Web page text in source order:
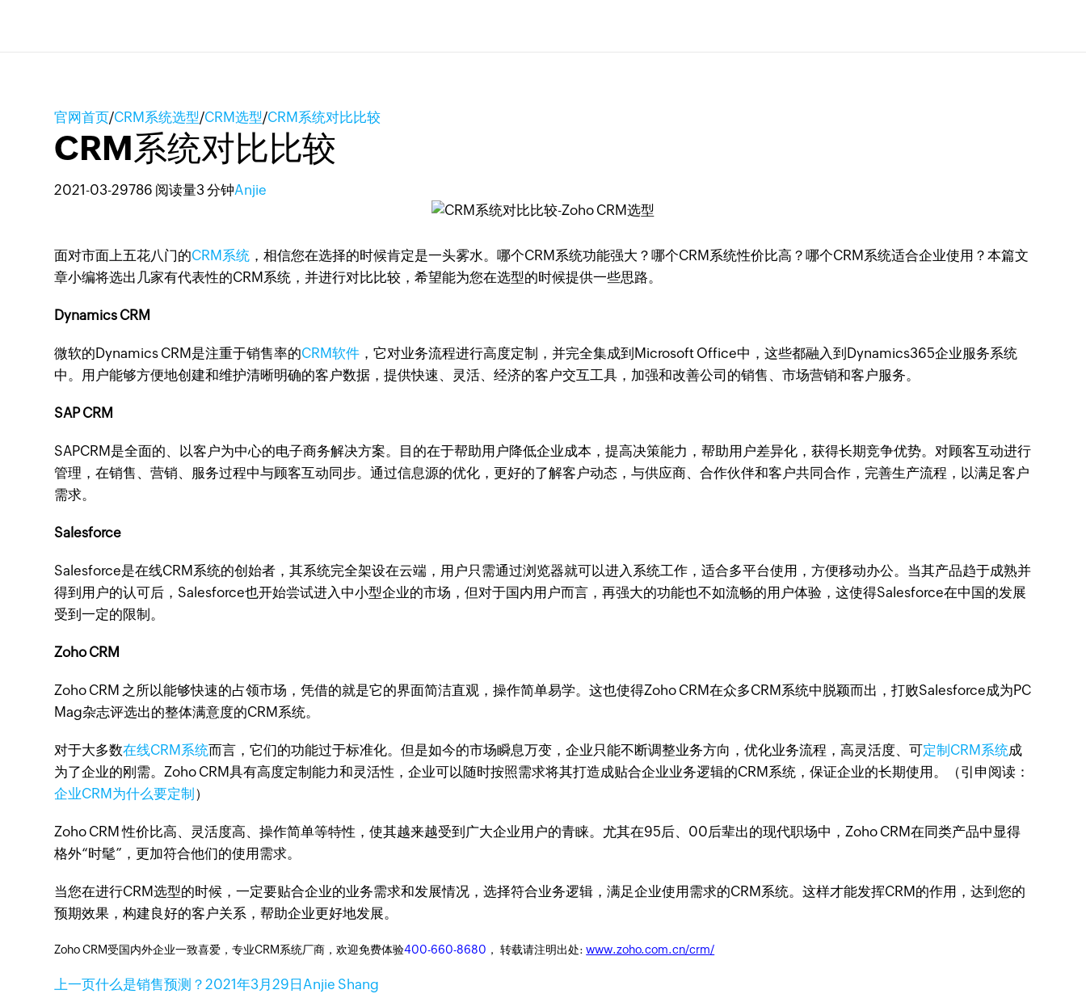
官网首页/CRM系统选型/CRM选型/CRM系统对比比较
CRM系统对比比较
2021-03-29786 阅读量3 分钟Anjie
面对市面上五花八门的CRM系统 ，相信您在选择的时候肯定是一头雾水。哪个CRM系统功能强大？哪个CRM系统性价比高？哪个CRM系统适合企业使用？本篇文
章小编将选出几家有代表性的CRM系统，并进行对比比较，希望能为您在选型的时候提供一些思路。
Dynamics CRM
微软的Dynamics CRM是注重于销售率的CRM软件 ，它对业务流程进行高度定制，并完全集成到Microsoft Office中，这些都融入到Dynamics365企业服务系统
中。用户能够方便地创建和维护清晰明确的客户数据，提供快速、灵活、经济的客户交互工具，加强和改善公司的销售、市场营销和客户服务。
SAP CRM
SAPCRM是全面的、以客户为中心的电子商务解决方案。目的在于帮助用户降低企业成本，提高决策能力，帮助用户差异化，获得长期竞争优势。对顾客互动进行
管理，在销售、营销、服务过程中与顾客互动同步。通过信息源的优化，更好的了解客户动态，与供应商、合作伙伴和客户共同合作，完善生产流程，以满足客户
需求。
Salesforce
Salesforce是在线CRM系统的创始者，其系统完全架设在云端，用户只需通过浏览器就可以进入系统工作，适合多平台使用，方便移动办公。当其产品趋于成熟并
得到用户的认可后，Salesforce也开始尝试进入中小型企业的市场，但对于国内用户而言，再强大的功能也不如流畅的用户体验，这使得Salesforce在中国的发展
受到一定的限制。
Zoho CRM
Zoho CRM 之所以能够快速的占领市场，凭借的就是它的界面简洁直观，操作简单易学。这也使得Zoho CRM在众多CRM系统中脱颖而出，打败Salesforce成为PC
Mag杂志评选出的整体满意度的CRM系统。
对于大多数在线CRM系统而言，它们的功能过于标准化。但是如今的市场瞬息万变，企业只能不断调整业务方向，优化业务流程，高灵活度、可定制CRM系统成
为了企业的刚需。Zoho CRM具有高度定制能力和灵活性，企业可以随时按照需求将其打造成贴合企业业务逻辑的CRM系统，保证企业的长期使用。（引申阅读：
企业CRM为什么要定制 ）
Zoho CRM 性价比高、灵活度高、操作简单等特性，使其越来越受到广大企业用户的青睐。尤其在95后、00后辈出的现代职场中，Zoho CRM在同类产品中显得
格外“时髦”，更加符合他们的使用需求。
当您在进行CRM选型的时候，一定要贴合企业的业务需求和发展情况，选择符合业务逻辑，满足企业使用需求的CRM系统。这样才能发挥CRM的作用，达到您的
预期效果，构建良好的客户关系，帮助企业更好地发展。
Zoho CRM受国内外企业一致喜爱，专业CRM系统厂商，欢迎免费体验400-660-8680 ， 转载请注明出处:www.zoho.com.cn/crm/
上一页什么是销售预测？2021年3月29日Anjie Shang